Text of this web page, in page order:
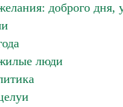
доброго дня,
люди